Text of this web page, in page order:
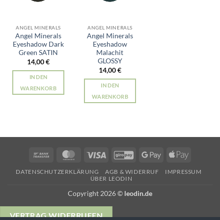
ANGEL MINERALS
Angel Minerals
Eyeshadow Dark
Green SATIN
14,00€
IN DEN
WARENKORB
ANGEL MINERALS
Angel Minerals
Eyeshadow
Malachit
GLOSSY
14,00€
IN DEN
WARENKORB
Bank
MasterCardVisa GiroPay Google
Apple
DATENSCHUTZERKLÄRUNG AGB & WIDERRUF
IMPRESSUM
ÜBER LEODIN
Copyright 2026 © leodin.de
VERTRAG WIDERRUFEN